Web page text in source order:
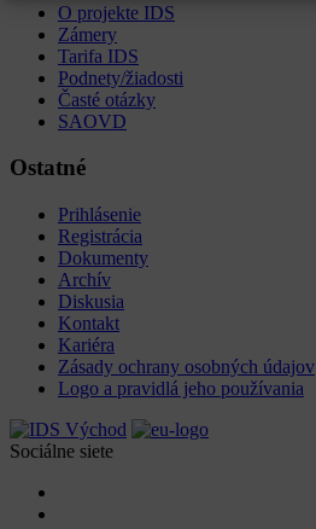
O projekte IDS
Zámery
Tarifa IDS
Podnety/žiadosti
Časté otázky
SAOVD
Ostatné
Prihlásenie
Registrácia
Dokumenty
Archív
Diskusia
Kontakt
Kariéra
Zásady ochrany osobných údajov
Logo a pravidlá jeho používania
Sociálne siete